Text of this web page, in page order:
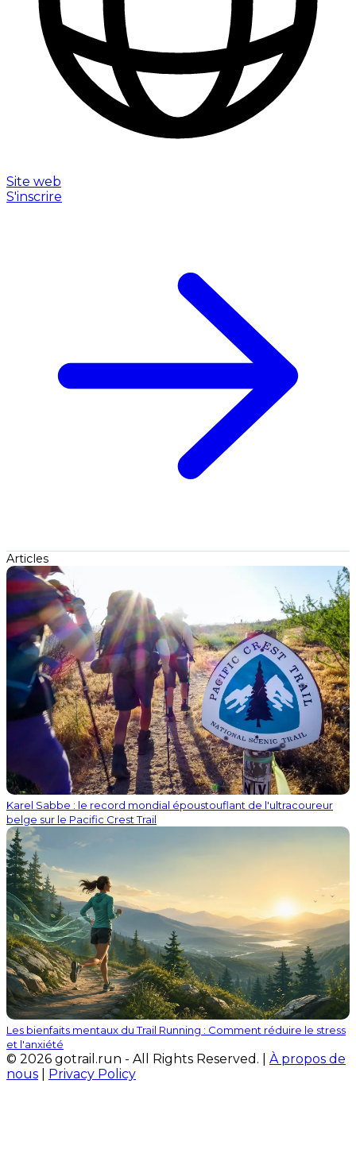
Site web
S'inscrire
Articles
Karel Sabbe : le record mondial époustouflant de l'ultracoureur
belge sur le Pacific Crest Trail
Les bienfaits mentaux du Trail Running : Comment réduire le stress
et l'anxiété
© 2026 gotrail.run - All Rights Reserved. | À propos de
nous
Privacy Policy